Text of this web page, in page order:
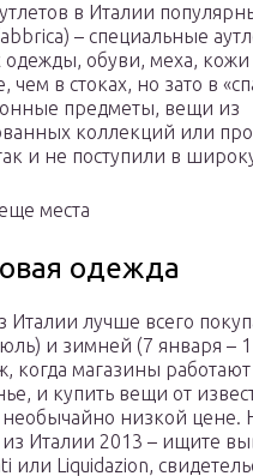
в Италии
– специальные
одежды, обуви, меха,
чем в стоках, но зато в
предметы, вещи из
коллекций или
и не поступили в
места
одежда
Италии лучше всего
и зимней (7 января –
когда магазины
и купить вещи от
низкой цене.
Италии 2013 – ищите
или Liquidazion,